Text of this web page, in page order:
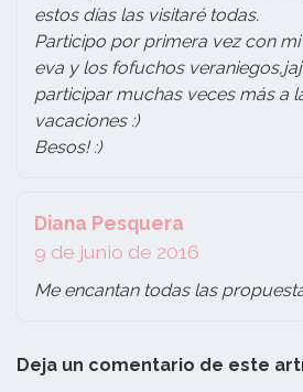
estos días las visitaré todas.
Participo por primera vez con
eva y los fofuchos
participar muchas veces más a
vacaciones :)
Besos! :)
Diana Pesquera
9 de junio de 2016
Me encantan todas las
Deja un comentario de este